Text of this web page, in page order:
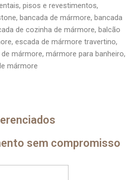
pisos e revestimentos,
bancada de mármore, bancada
de cozinha de mármore, balcão
escada de mármore travertino,
mármore, mármore para banheiro,
mármore
sem compromisso